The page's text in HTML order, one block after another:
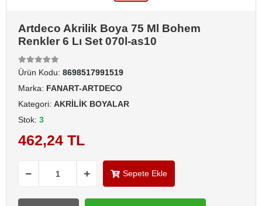
Artdeco Akrilik Boya 75 Ml Bohem
Renkler 6 Lı Set 070l-as10
Ürün Kodu: 8698517991519
Marka: FANART-ARTDECO
Kategori: AKRİLİK BOYALAR
Stok: 3
462,24 TL
Sepete Ekle